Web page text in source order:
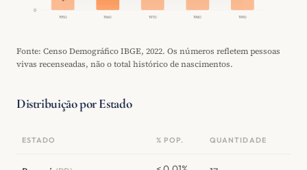
0
1950 1960 1970 1980 1990
Fonte: Censo Demográfico IBGE, 2022. Os números refletem pessoas
vivas recenseadas, não o total histórico de nascimentos.
Distribuição por Estado
ESTADO % POP. QUANTIDADE